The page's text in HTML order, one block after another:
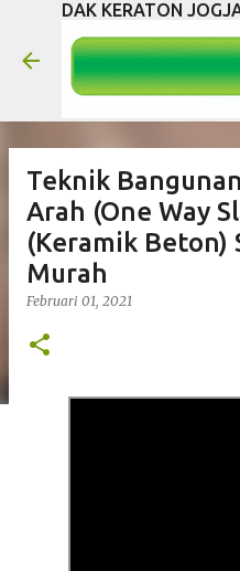
DAK KERATON
Teknik
Arah (One Way
(Keramik Beton)
Murah
Februari 01, 2021